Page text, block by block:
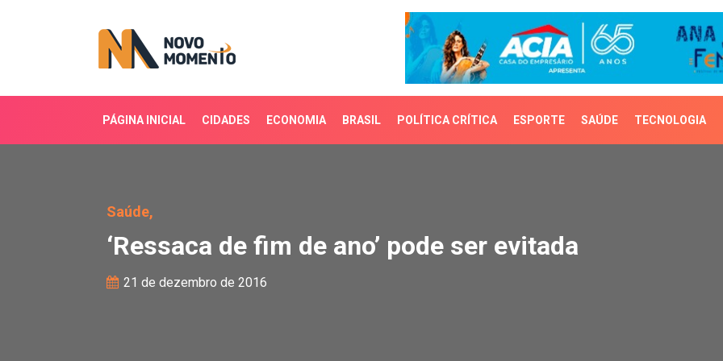
PÁGINA INICIAL CIDADES ECONOMIA BRASIL POLÍTICA CRÍTICA ESPORTE SAÚDE TECNOLOGIA
Saúde,
‘Ressaca de fim de ano’ pode ser evitada
21 de dezembro de 2016